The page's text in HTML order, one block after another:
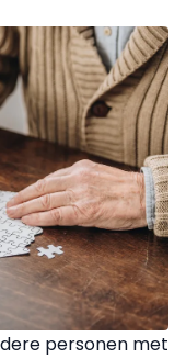
personen met